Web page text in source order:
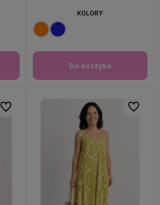
Do koszyka
KOLORY:
Do ulubionych Do